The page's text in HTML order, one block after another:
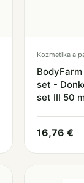
Kozmetika a
set -
set III 50
16,76 €